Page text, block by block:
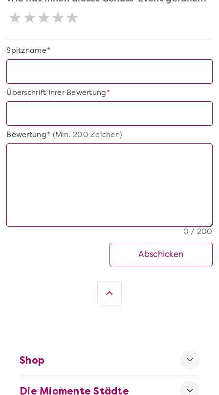
*
Spitzname
*
Überschrift Ihrer Bewertung
*
Bewertung(Min. 200 Zeichen)
0 / 200
Abschicken
Die Miomente Städte
Shop